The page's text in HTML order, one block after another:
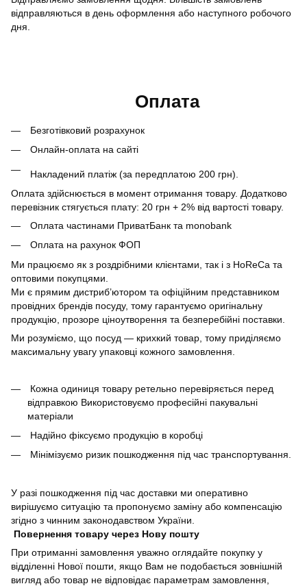
відправляються в день оформлення або наступного робочого
дня.
Оплата
Безготівковий розрахунок
Онлайн-оплата на сайті
Накладений платіж (за передплатою 200 грн).
Оплата здійснюється в момент отримання товару. Додатково
перевізник стягується плату: 20 грн + 2% від вартості товару.
Оплата частинами ПриватБанк та monobank
Оплата на рахунок ФОП
Ми працюємо як з роздрібними клієнтами, так і з HoReCa та
оптовими покупцями.
Ми є прямим дистриб’ютором та офіційним представником
провідних брендів посуду, тому гарантуємо оригінальну
продукцію, прозоре ціноутворення та безперебійні поставки.
Ми розуміємо, що посуд — крихкий товар, тому приділяємо
максимальну увагу упаковці кожного замовлення.
Кожна одиниця товару ретельно перевіряється перед
відправкою Використовуємо професійні пакувальні
матеріали
Надійно фіксуємо продукцію в коробці
Мінімізуємо ризик пошкодження під час транспортування.
У разі пошкодження під час доставки ми оперативно
вирішуємо ситуацію та пропонуємо заміну або компенсацію
згідно з чинним законодавством України.
Повернення товару через Нову пошту
При отриманні замовлення уважно оглядайте покупку у
відділенні Нової пошти, якщо Вам не подобається зовнішній
вигляд або товар не відповідає параметрам замовлення,